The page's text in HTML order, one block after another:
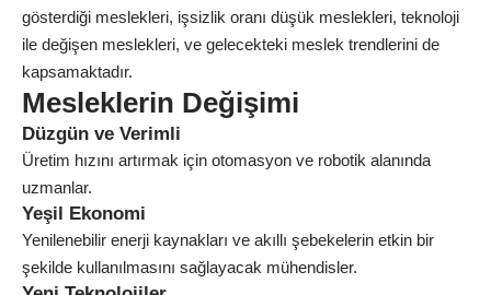
gösterdiği meslekleri, işsizlik oranı düşük meslekleri, teknoloji
ile değişen meslekleri, ve gelecekteki meslek trendlerini de
kapsamaktadır.
Mesleklerin Değişimi
Düzgün ve Verimli
Üretim hızını artırmak için otomasyon ve robotik alanında
uzmanlar.
Yeşil Ekonomi
Yenilenebilir enerji kaynakları ve akıllı şebekelerin etkin bir
şekilde kullanılmasını sağlayacak mühendisler.